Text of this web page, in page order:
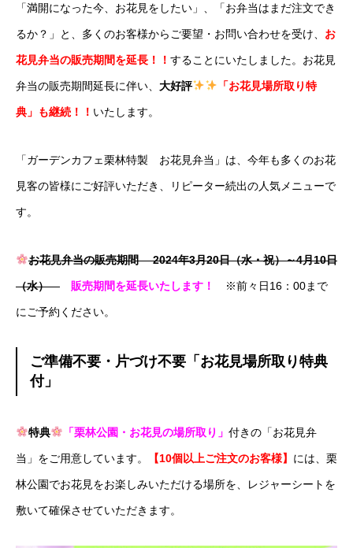
「満開になった今、お花見をしたい」、「お弁当はまだ注文でき
るか？」と、多くのお客様からご要望・お問い合わせを受け、 お
花見弁当の販売期間を延長！！ することにいたしました。お花見
弁当の販売期間延長に伴い、 大好評 「お花見場所取り特
典」も継続！！ いたします。
「ガーデンカフェ栗林特製 お花見弁当」は、今年も多くのお花
見客の皆様にご好評いただき、リピーター続出の人気メニューで
す。
お花見弁当の販売期間 2024年3月20日（水・祝）～4月10日
（水） 販売期間を延長いたします！ ※前々日16：00まで
にご予約ください。
ご準備不要・片づけ不要「お花見場所取り特典
付」
特典 「栗林公園・お花見の場所取り」 付きの「お花見弁
当」をご用意しています。 【10個以上ご注文のお客様】 には、栗
林公園でお花見をお楽しみいただける場所を、レジャーシートを
敷いて確保させていただきます。